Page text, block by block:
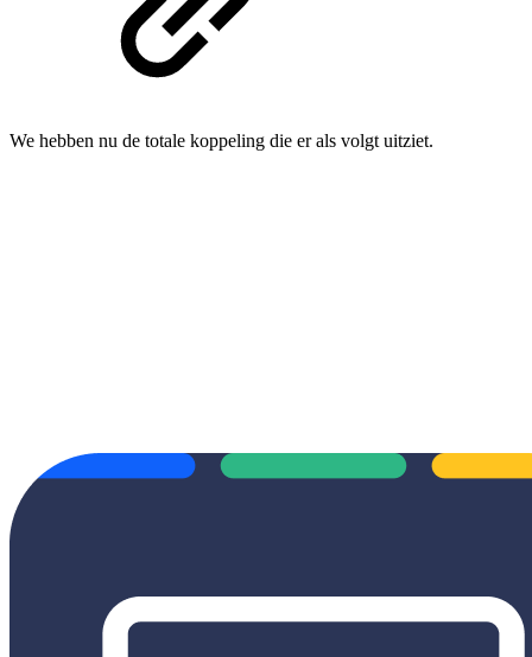
We hebben nu de totale koppeling die er als volgt uitziet.